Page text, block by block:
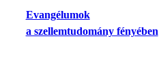
Evangélumok
a szellemtudomány fényében